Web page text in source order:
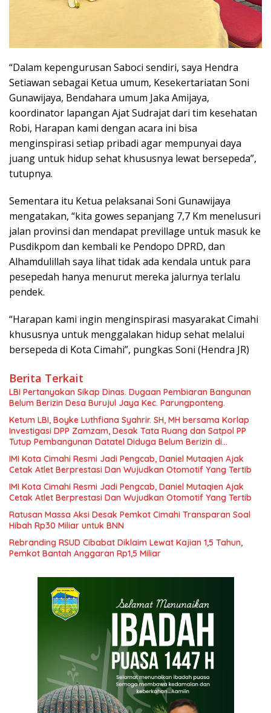
“Dalam kepengurusan Saboci sendiri, saya Hendra
Setiawan sebagai Ketua umum, Kesekertariatan Soni
Gunawijaya, Bendahara umum Jaka Amijaya,
koordinator lapangan Ajat Sudrajat dari tim kesehatan
Robi, Harapan kami dengan acara ini bisa
menginspirasi setiap pribadi agar mempunyai daya
juang untuk hidup sehat khususnya lewat bersepeda”,
tutupnya.
Sementara itu Ketua pelaksanai Soni Gunawijaya
mengatakan, “kita gowes sepanjang 7,7 Km menelusuri
jalan provinsi dan mendapat previllage untuk masuk ke
Pusdikpom dan kembali ke Pendopo DPRD, dan
Alhamdulillah saya lihat tidak ada kendala untuk para
pesepedah hanya menurut mereka jalurnya terlalu
pendek.
“Harapan kami ingin menginspirasi masyarakat Cimahi
khususnya untuk menggalakan hidup sehat melalui
bersepeda di Kota Cimahi”, pungkas Soni (Hendra JR)
Berita Terkait
LBI Pertanyakan Sikap Dinas. Dugaan Pembiaran Bangunan
Belum Berizin Desa Burujul Jaya Kec. Parungponteng.
Ketum LBI, Boyke Luthfiana Syahrir. SH, MH bersama Korlap
Investigasi DPP Zamzam, Desak Tata Ruang dan Satpol PP
Tutup Pembangunan Datatel Diduga Belum Berizin di
Parungponteng,
IMI Kota Cimahi Resmi Jadi Pengcab, Daniel Mutaqien Ajak
Cetak Atlet Berprestasi Dan Wujudkan Otomotif Yang Tertib
IMI Kota Cimahi Resmi Jadi Pengcab, Daniel Mutaqien Ajak
Cetak Atlet Berprestasi Dan Wujudkan Otomotif Yang Tertib
Ratusan Massa Aksi Desak Pemkot Cimahi Transparan Soal
Hibah Rp30 Miliar untuk BNN
Rebranding RSUD Cibabat Diklaim Lewat Kajian 1,5 Tahun,
Pemkot Bantah Anggaran Rp1,5 Miliar